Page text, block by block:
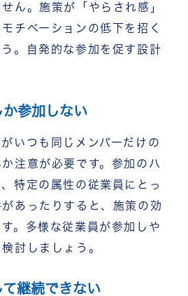
ん。施策が「やらされ感」
チベーションの低下を招く
。自発的な参加を促す設計
参加しない
いつも同じメンバーだけの
注意が必要です。参加のハ
特定の属性の従業員にとっ
あったりすると、施策の効
。多様な従業員が参加しや
討しましょう。
継続できない